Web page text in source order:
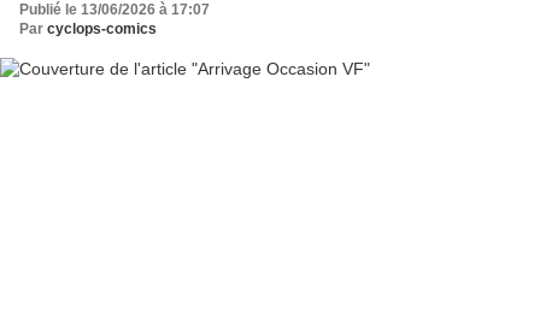
Publié le 13/06/2026 à 17:07
Par cyclops-comics